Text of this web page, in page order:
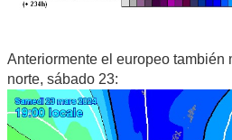
Anteriormente el europeo también
norte, sábado 23: